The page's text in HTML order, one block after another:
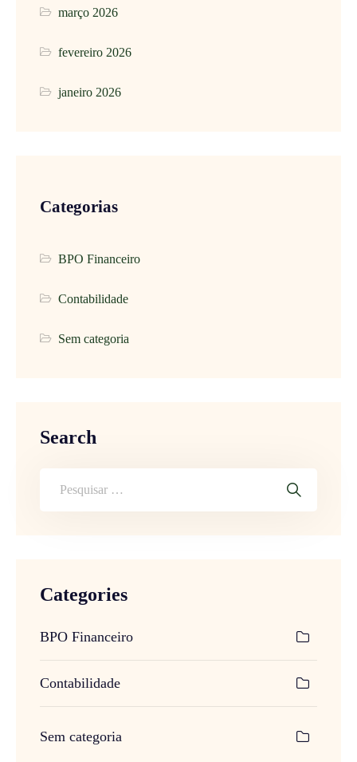
março 2026
fevereiro 2026
janeiro 2026
Categorias
BPO Financeiro
Contabilidade
Sem categoria
Search
Categories
BPO Financeiro
Contabilidade
Sem categoria